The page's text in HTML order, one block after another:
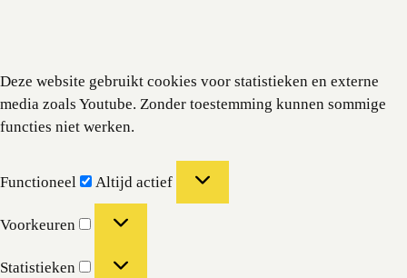
Deze website gebruikt cookies voor statistieken en externe
media zoals Youtube. Zonder toestemming kunnen sommige
functies niet werken.
Functioneel Altijd actief
Voorkeuren
Voorkeuren
Statistieken
Statistieken